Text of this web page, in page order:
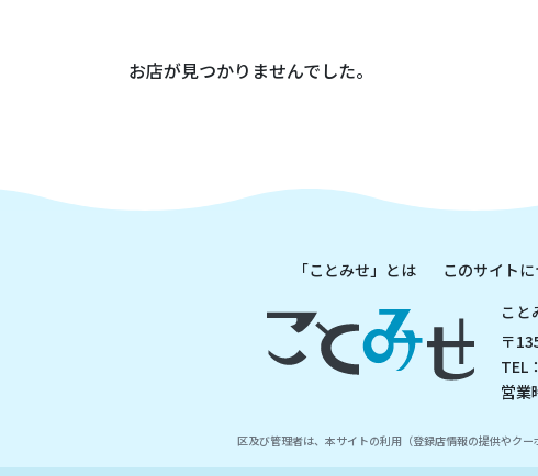
お店が見つかりませんでした。
「ことみせ」とは このサイト
こと
〒
TEL
営業
区及び管理者は、本サイトの利用（登録店情報の提供やク